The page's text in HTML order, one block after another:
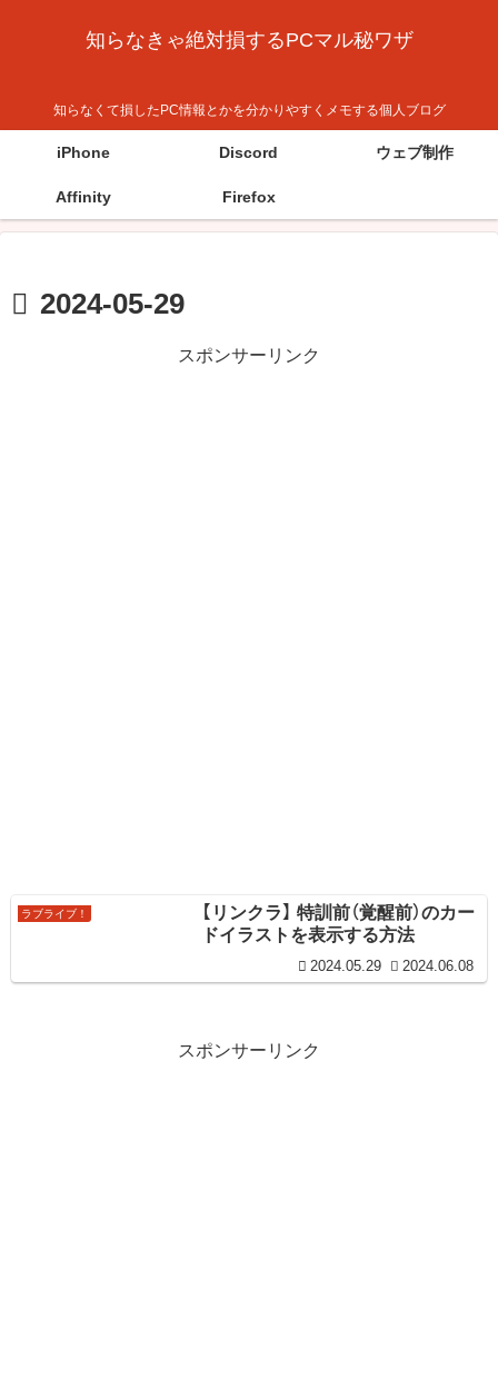
知らなきゃ絶対損するPCマル秘ワザ
知らなくて損したPC情報とかを分かりやすくメモする個人ブログ
iPhone Discord ウェブ制作
Affinity Firefox
2024-05-29
スポンサーリンク
ラブライブ！
【リンクラ】 特訓前（覚醒前）のカー
ドイラストを表示する方法
2024.05.29 2024.06.08
スポンサーリンク